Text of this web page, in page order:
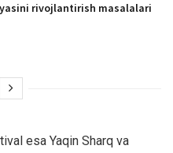
rivojlantirish masalalari
esa Yaqin Sharq va